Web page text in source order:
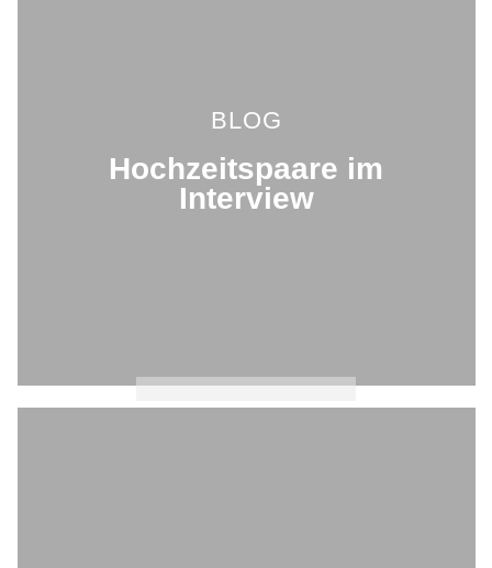
BLOG
Hochzeitspaare im
Interview